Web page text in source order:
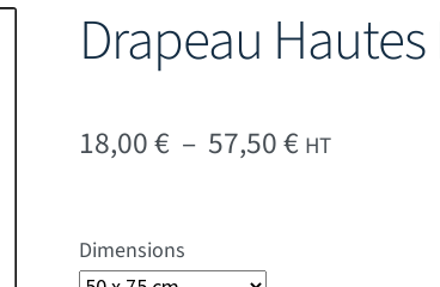
Drapeau
18,00€ – 57,50€Plage de
HT
Dimensions